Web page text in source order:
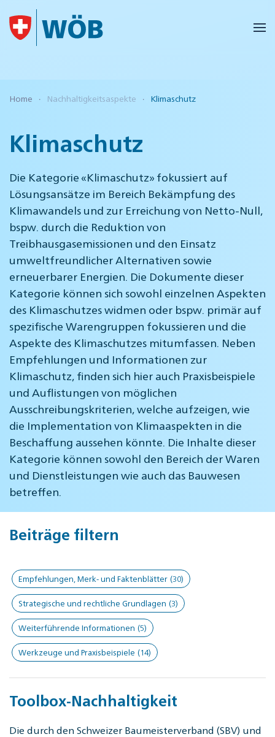
Skip to main content
Home Nachhaltigkeitsaspekte Klimaschutz
Klimaschutz
Die Kategorie «Klimaschutz» fokussiert auf
Lösungsansätze im Bereich Bekämpfung des
Klimawandels und zur Erreichung von Netto-Null,
bspw. durch die Reduktion von
Treibhausgasemissionen und den Einsatz
umweltfreundlicher Alternativen sowie
erneuerbarer Energien. Die Dokumente dieser
Kategorie können sich sowohl einzelnen Aspekten
des Klimaschutzes widmen oder bspw. primär auf
spezifische Warengruppen fokussieren und die
Aspekte des Klimaschutzes mitumfassen. Neben
Empfehlungen und Informationen zur
Klimaschutz, finden sich hier auch Praxisbeispiele
und Auflistungen von möglichen
Ausschreibungskriterien, welche aufzeigen, wie
die Implementation von Klimaaspekten in die
Beschaffung aussehen könnte. Die Inhalte dieser
Kategorie können sowohl den Bereich der Waren
und Dienstleistungen wie auch das Bauwesen
betreffen.
Beiträge filtern
Empfehlungen, Merk- und Faktenblätter (30)
Strategische und rechtliche Grundlagen (3)
Weiterführende Informationen (5)
Werkzeuge und Praxisbeispiele (14)
Toolbox-Nachhaltigkeit
Die durch den Schweizer Baumeisterverband (SBV) und